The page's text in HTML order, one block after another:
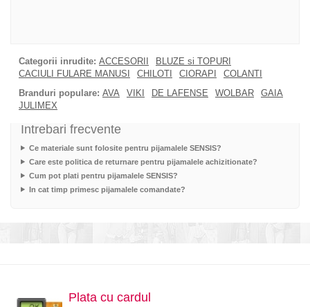
Categorii inrudite: ACCESORII
BLUZE si TOPURI
CACIULI FULARE MANUSI
CHILOTI CIORAPI
COLANTI
Branduri populare: AVA VIKI DE LAFENSE WOLBAR
GAIA
JULIMEX
Intrebari frecvente
Ce materiale sunt folosite pentru pijamalele SENSIS?
Care este politica de returnare pentru pijamalele achizitionate?
Cum pot plati pentru pijamalele SENSIS?
In cat timp primesc pijamalele comandate?
Plata cu cardul